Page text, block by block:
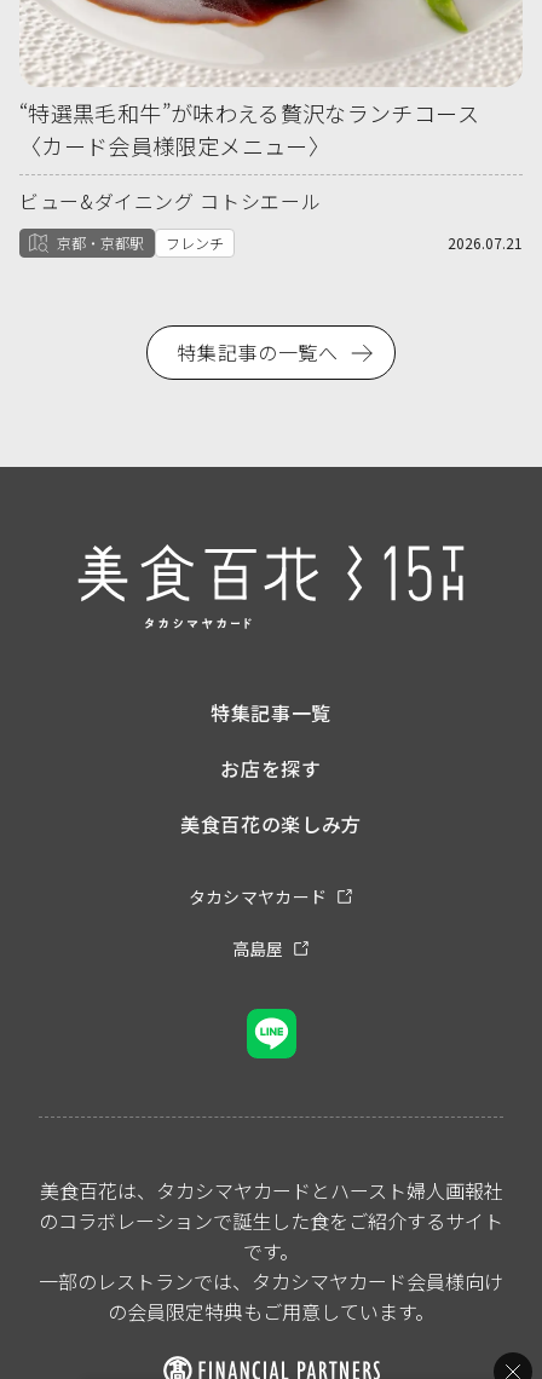
“特選黒毛和牛”が味わえる贅沢なランチコース
〈カード会員様限定メニュー〉
ビュー&ダイニング コトシエール
京都・京都駅 フレンチ 2026.07.21
特集記事の一覧へ
特集記事一覧
お店を探す
美食百花の楽しみ方
タカシマヤカード
高島屋
美食百花は、タカシマヤカードとハースト婦人画報社
のコラボレーションで誕生した食をご紹介するサイト
です。
一部のレストランでは、タカシマヤカード会員様向け
の会員限定特典もご用意しています。